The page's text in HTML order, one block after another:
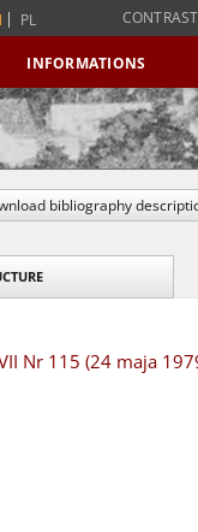
PL CONTRAST
INFORMATIONS
bibliography
Nr 115 (24 maja